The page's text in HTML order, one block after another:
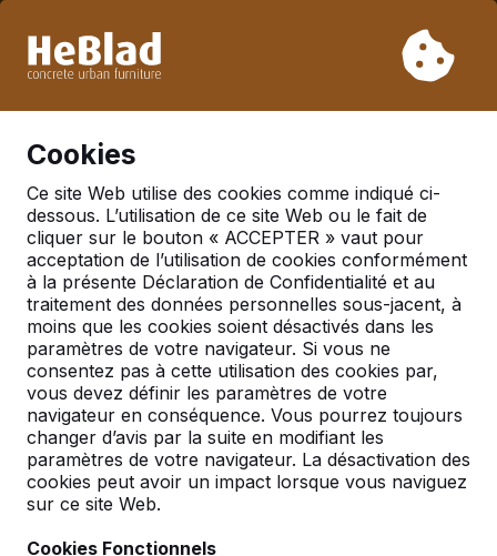
semaine 31 à la semaine 33. Veuillez donc tenir compte des
délais de livraison plus longs.
Cookies
Ce site Web utilise des cookies comme indiqué ci-
dessous. L’utilisation de ce site Web ou le fait de
cliquer sur le bouton « ACCEPTER » vaut pour
acceptation de l’utilisation de cookies conformément
à la présente Déclaration de Confidentialité et au
traitement des données personnelles sous-jacent, à
moins que les cookies soient désactivés dans les
paramètres de votre navigateur. Si vous ne
consentez pas à cette utilisation des cookies par,
vous devez définir les paramètres de votre
navigateur en conséquence. Vous pourrez toujours
changer d’avis par la suite en modifiant les
paramètres de votre navigateur. La désactivation des
cookies peut avoir un impact lorsque vous naviguez
sur ce site Web.
Cookies Fonctionnels
Pages trouvées avec tags
Expédiant en conteneur
Livraison aux pays d’outre-mer
Ils ont découvert nos tables de ping-pong en
Belfast. La première livraison est un fait.
Lire la suite ->